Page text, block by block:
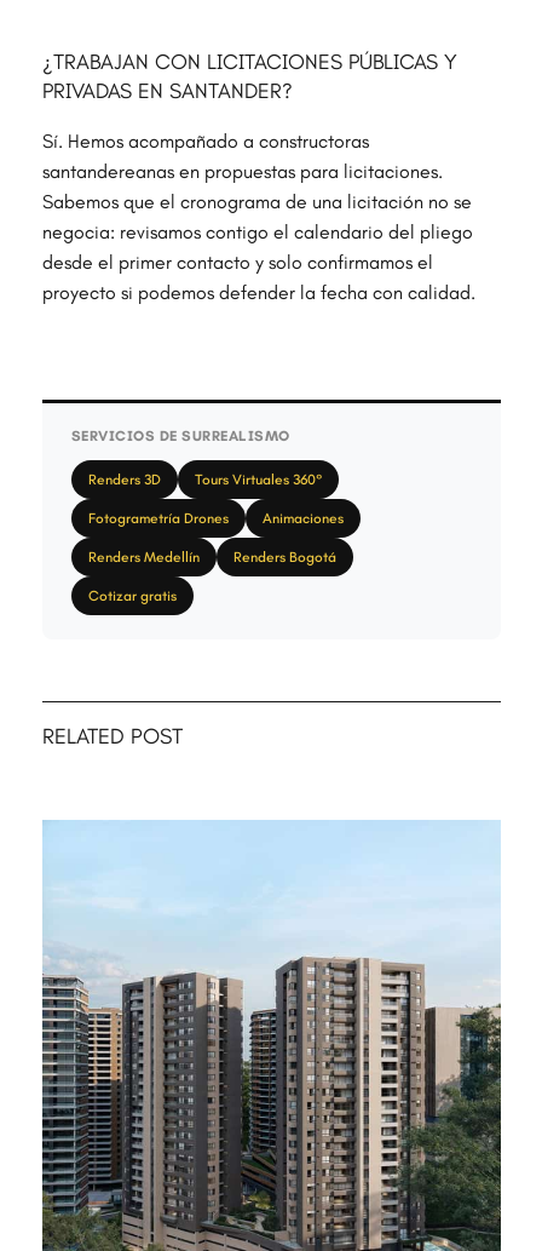
¿TRABAJAN CON LICITACIONES PÚBLICAS Y
PRIVADAS EN SANTANDER?
Sí. Hemos acompañado a constructoras
santandereanas en propuestas para licitaciones.
Sabemos que el cronograma de una licitación no se
negocia: revisamos contigo el calendario del pliego
desde el primer contacto y solo confirmamos el
proyecto si podemos defender la fecha con calidad.
SERVICIOS DE SURREALISMO
Renders 3D Tours Virtuales 360°
Fotogrametría Drones Animaciones
Renders Medellín Renders Bogotá
Cotizar gratis
RELATED POST